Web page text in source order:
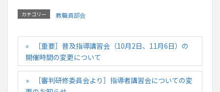
カテゴリー 教職員部会
［重要］普及指導講習会（10月2日、11月6日）の
開催時間の変更について
［審判研修委員会より］指導者講習会についての変